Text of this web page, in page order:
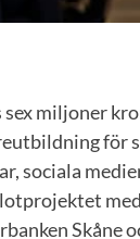
sex miljoner
för
sociala